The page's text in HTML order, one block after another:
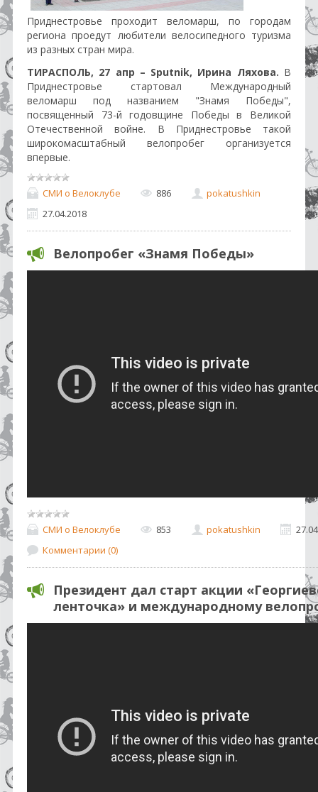
Приднестровье проходит веломарш, по городам
региона проедут любители велосипедного туризма
из разных стран мира.
ТИРАСПОЛЬ, 27 апр – Sputnik, Ирина Ляхова. В
Приднестровье стартовал Международный
веломарш под названием "Знамя Победы",
посвященный 73-й годовщине Победы в Великой
Отечественной войне. В Приднестровье такой
широкомасштабный велопробег организуется
впервые.
СМИ о Велоклубе 886
pokatushkin
27.04.2018
Велопробег «Знамя Победы»
СМИ о Велоклубе 853 pokatushkin
Комментарии (0)
Президент дал старт акции
ленточка» и международному